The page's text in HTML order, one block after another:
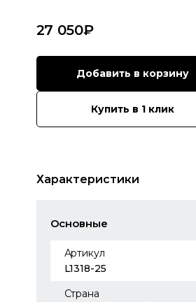
27 050₽
Добавить в корзину
Купить в 1 клик
Характеристики
Основные
Артикул
L1318-25
Страна